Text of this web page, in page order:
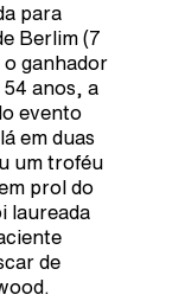
para
Berlim (7
o ganhador
54 anos, a
evento
em duas
um troféu
prol do
laureada
de